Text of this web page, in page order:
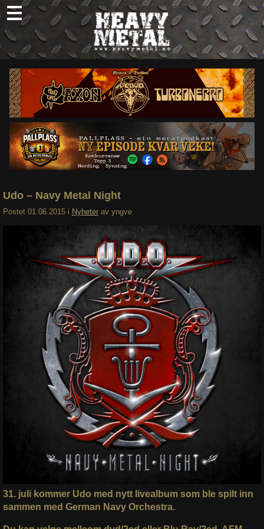
Skip
to
content
Nyheter
Omtaler
Intervjuer
Om oss
Abonner
Søk
Udo – Navy Metal Night
Postet 01.06.2015 i Nyheter av yngve
31. juli kommer Udo med nytt livealbum som ble spilt inn
sammen med German Navy Orchestra.